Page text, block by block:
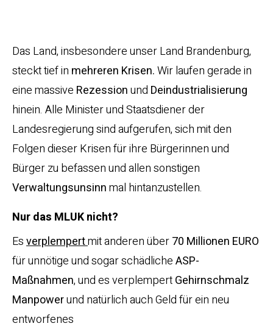
Das Land, insbesondere unser Land Brandenburg,
steckt tief in mehreren Krisen.Wir laufen gerade in
eine massive Rezessionund Deindustrialisierung
hinein. Alle Minister und Staatsdiener der
Landesregierung sind aufgerufen, sich mit den
Folgen dieser Krisen für ihre Bürgerinnen und
Bürger zu befassen und allen sonstigen
Verwaltungsunsinnmal hintanzustellen.
Nur das MLUK nicht?
Esverplempertmit anderen über70 Millionen EURO
für unnötige und sogar schädlicheASP-
Maßnahmen, und es verplempertGehirnschmalz
Manpowerund natürlich auch Geld für ein neu
entworfenes